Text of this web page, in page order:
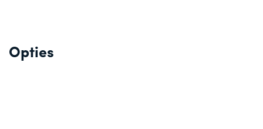
Opties